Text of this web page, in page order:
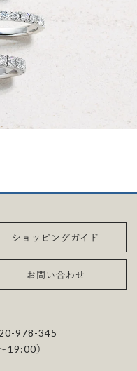
ショッピングガイド
お問い合わせ
978-345
19:00）